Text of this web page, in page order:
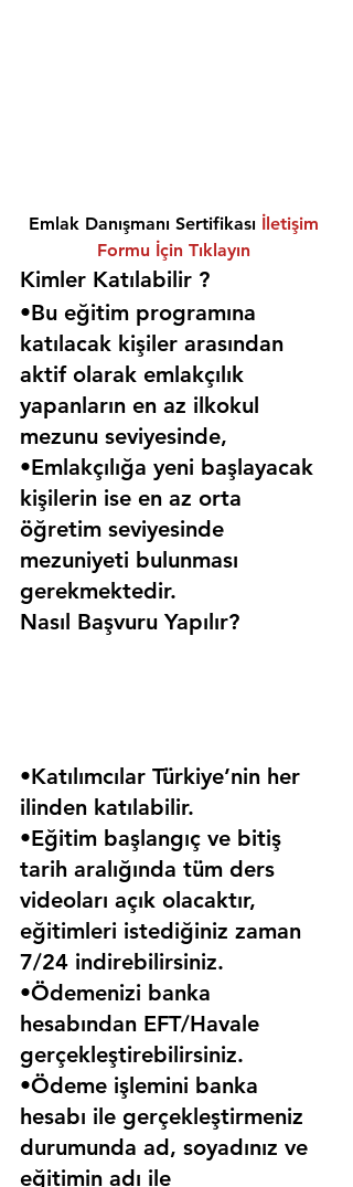
Emlak Danışmanı Sertifikası İletişim
Formu İçin Tıklayın
Kimler Katılabilir ?
•Bu eğitim programına
katılacak kişiler arasından
aktif olarak emlakçılık
yapanların en az ilkokul
mezunu seviyesinde,
•Emlakçılığa yeni başlayacak
kişilerin ise en az orta
öğretim seviyesinde
mezuniyeti bulunması
gerekmektedir.
Nasıl Başvuru Yapılır?
•Katılımcılar Türkiye’nin her
ilinden katılabilir.
•Eğitim başlangıç ve bitiş
tarih aralığında tüm ders
videoları açık olacaktır,
eğitimleri istediğiniz zaman
7/24 indirebilirsiniz.
•Ödemenizi banka
hesabından EFT/Havale
gerçekleştirebilirsiniz.
•Ödeme işlemini banka
hesabı ile gerçekleştirmeniz
durumunda ad, soyadınız ve
eğitimin adı ile